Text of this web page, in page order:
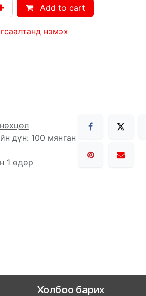
Add to cart
нэмэх
дүн: 100 мянган
1 өдөр
Холбоо барих